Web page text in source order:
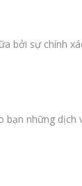
bởi sự chính
bạn những